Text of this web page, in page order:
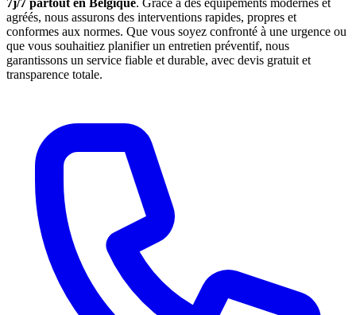
agréés, nous assurons des interventions rapides, propres et
conformes aux normes. Que vous soyez confronté à une urgence ou
que vous souhaitiez planifier un entretien préventif, nous
garantissons un service fiable et durable, avec devis gratuit et
transparence totale.